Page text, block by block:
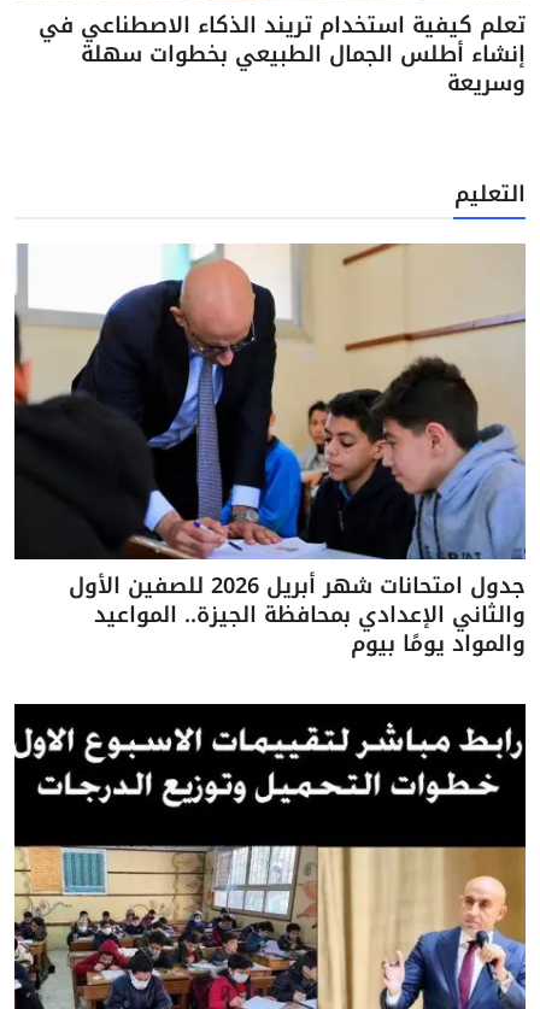
تعلم كيفية استخدام تريند الذكاء الاصطناعي في
إنشاء أطلس الجمال الطبيعي بخطوات سهلة
وسريعة
التعليم
جدول امتحانات شهر أبريل 2026 للصفين الأول
والثاني الإعدادي بمحافظة الجيزة.. المواعيد
والمواد يومًا بيوم